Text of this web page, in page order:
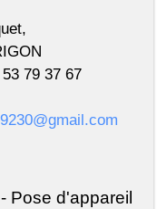
79 37 67
Pose d'appareil